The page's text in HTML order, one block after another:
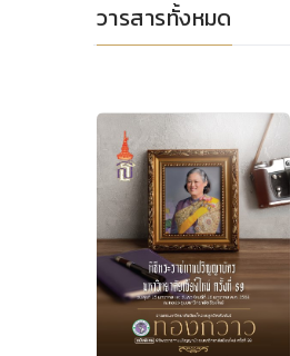
วารสารทั้งหมด